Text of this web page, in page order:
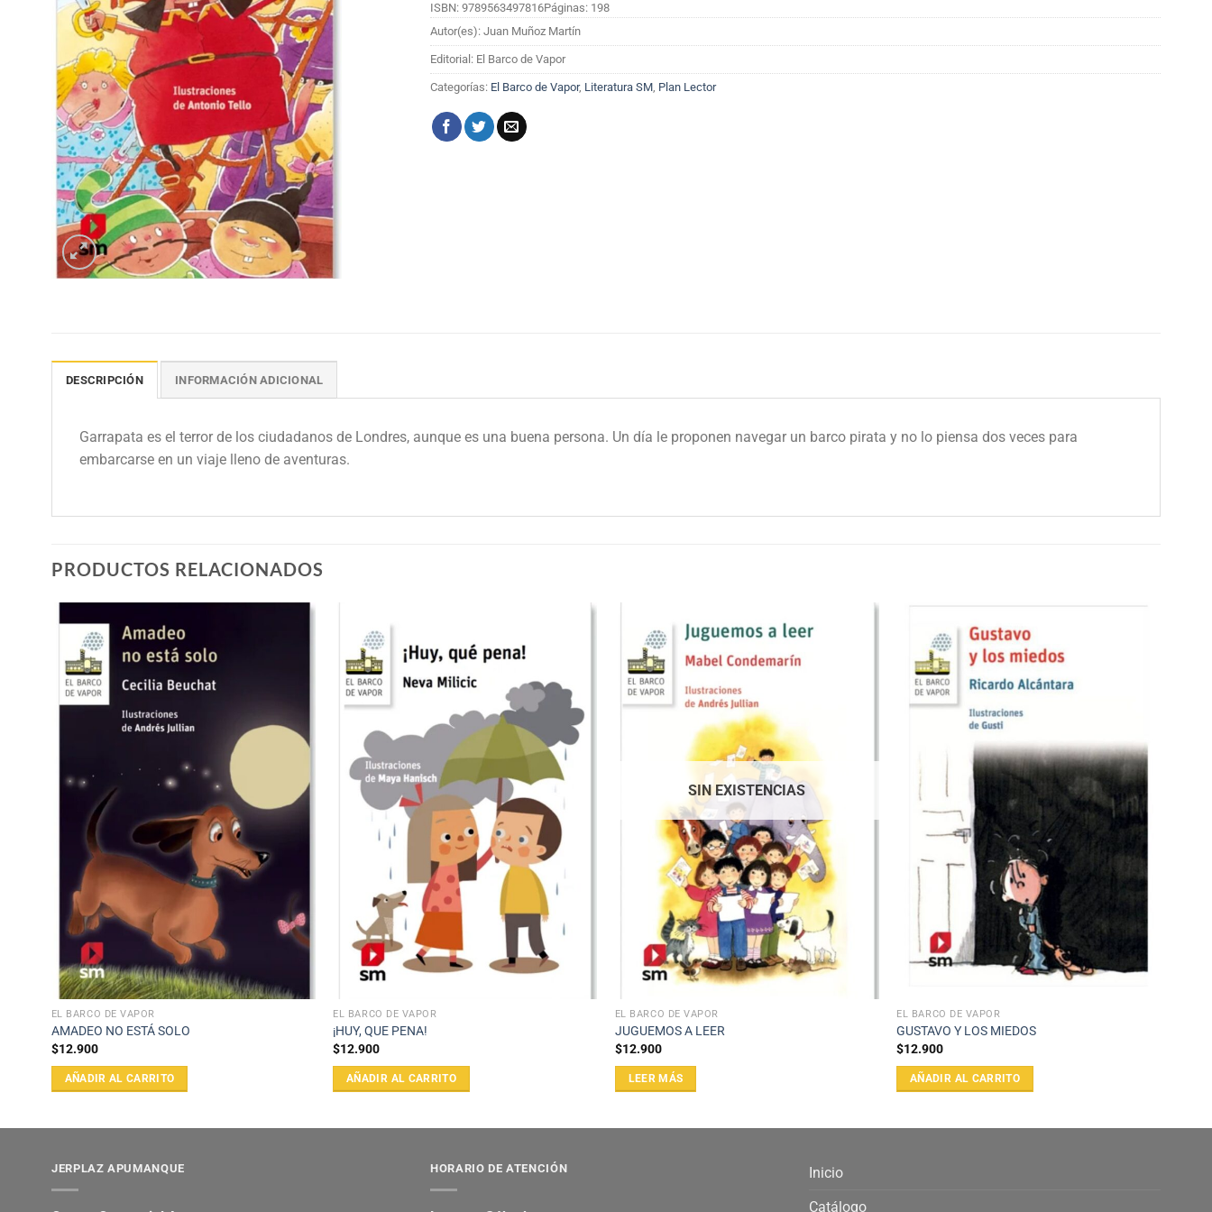
ISBN: 9789563497816Páginas: 198
Autor(es): Juan Muñoz Martín
Editorial: El Barco de Vapor
Categorías: El Barco de Vapor, Literatura SM Plan Lector
DESCRIPCIÓN INFORMACIÓN ADICIONAL
Garrapata es el terror de los ciudadanos de Londres, aunque es una buena persona. Un día le proponen navegar un barco pirata y no lo piensa dos veces para
embarcarse en un viaje lleno de aventuras.
PRODUCTOS RELACIONADOS
EL BARCO DE VAPOR
AMADEO NO ESTÁ SOLO
$12.900
AÑADIR AL CARRITO
EL BARCO DE VAPOR
¡HUY, QUE PENA!
$12.900
AÑADIR AL CARRITO
SIN EXISTENCIAS
EL BARCO DE VAPOR
JUGUEMOS A LEER
$12.900
LEER MÁS
EL BARCO DE VAPOR
GUSTAVO Y LOS MIEDOS
$12.900
AÑADIR AL CARRITO
JERPLAZ APUMANQUE HORARIO DE ATENCIÓN
Inicio
Catálogo